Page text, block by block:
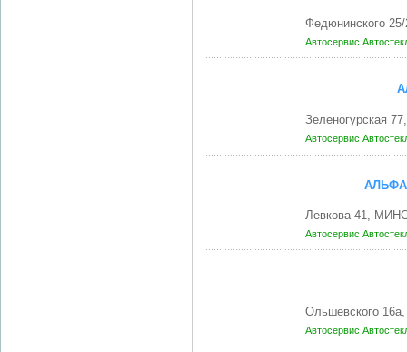
Федюнинского
Автосервис
Зеленогурская
Автосервис
Левкова 41,
Автосервис
Ольшевского
Автосервис